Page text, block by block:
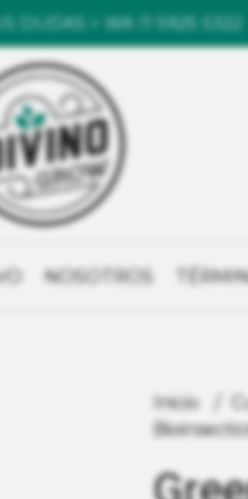
DUDAS > WA 11 5925 5322
NOSOTROS
Inicio